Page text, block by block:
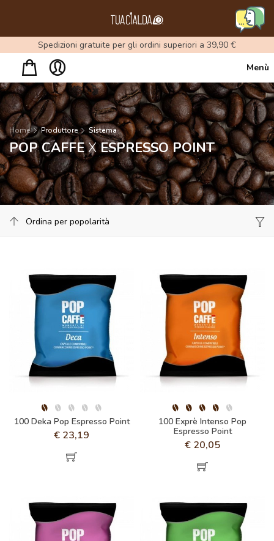
Spedizioni gratuite per gli ordini superiori a 39,90 €
Menù
Home Produttore Sistema
POP CAFFEXESPRESSO POINT
100 Deka Pop Espresso Point
€ 23,19
100 Exprè Intenso Pop
Espresso Point
€ 20,05